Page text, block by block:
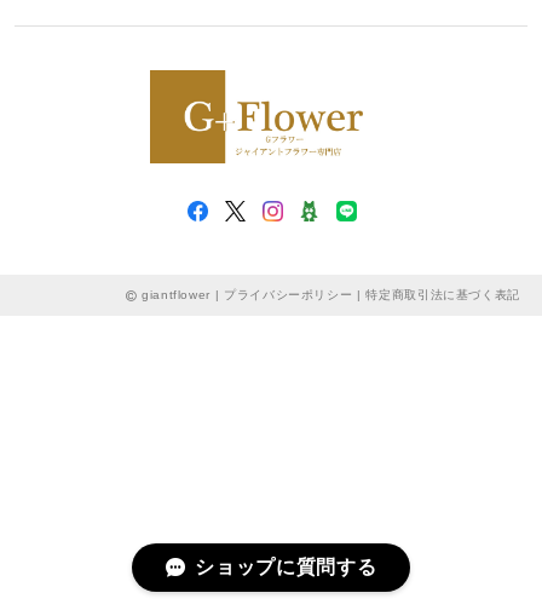
giantflower | プライバシーポリシー |特定商取引法に基づく表記
ショップに質問する